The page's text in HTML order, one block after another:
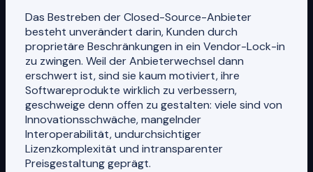
Das Bestreben der Closed-Source-Anbieter
besteht unverändert darin, Kunden durch
proprietäre Beschränkungen in ein Vendor-Lock-in
zu zwingen. Weil der Anbieterwechsel dann
erschwert ist, sind sie kaum motiviert, ihre
Softwareprodukte wirklich zu verbessern,
geschweige denn offen zu gestalten: viele sind von
Innovationsschwäche, mangelnder
Interoperabilität, undurchsichtiger
Lizenzkomplexität und intransparenter
Preisgestaltung geprägt.